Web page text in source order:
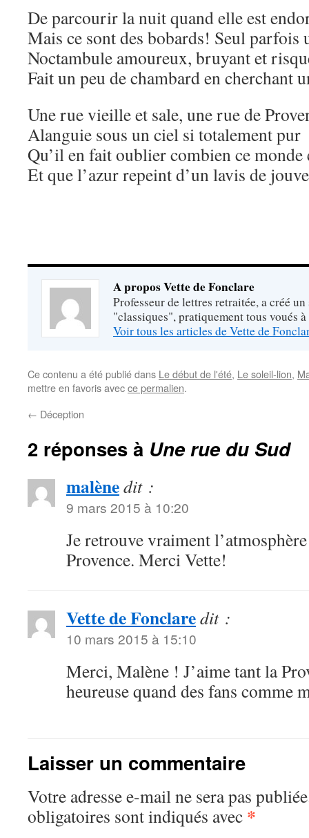
De parcourir la nuit quand elle est
Mais ce sont des bobards! Seul parfois
Noctambule amoureux, bruyant et
Fait un peu de chambard en cherchant
Une rue vieille et sale, une rue de
Alanguie sous un ciel si totalement pur
Qu’il en fait oublier combien ce monde
Et que l’azur repeint d’un lavis de
A propos Vette de Fonclare
Professeur de lettres retraitée, a créé
"classiques", pratiquement tous voués
Voir tous les articles de Vette de
Ce contenu a été publié dans Le début de l'été, Le soleil-lion,
mettre en favoris avecce permalien.
← Déception
2 réponses à Une rue du Sud
malènedit :
9 mars 2015 à 10:20
Je retrouve vraiment
Provence. Merci Vette!
Vette de Fonclaredit :
10 mars 2015 à 15:10
Merci, Malène ! J’aime tant la
heureuse quand des fans comme
Laisser un commentaire
Votre adresse e-mail ne sera pas
obligatoires sont indiqués avec *